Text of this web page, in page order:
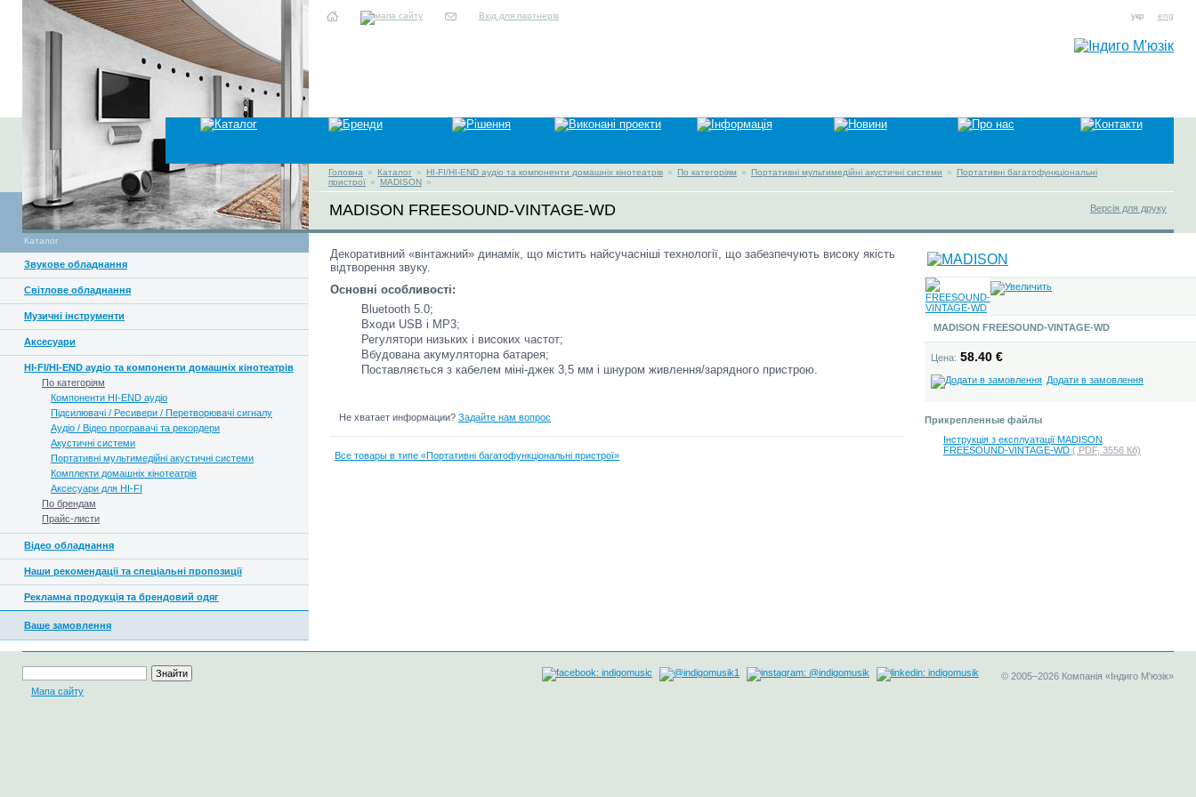
Вхід для партнерів укр eng
Головна » Каталог » HI-FI/HI-END аудіо та компоненти домашніх кінотеатрів » По категоріям » Портативні мультимедійні акустичні системи »
Портативні багатофункціональні
пристрої » MADISON »
MADISON FREESOUND-VINTAGE-WD Версія для друку
Каталог
Звукове обладнання
Світлове обладнання
Музичні інструменти
Аксесуари
HI-FI/HI-END аудіо та компоненти домашніх кінотеатрів
По категоріям
Компоненти HI-END аудіо
Підсилювачі / Ресивери / Перетворювачі сигналу
Аудіо / Відео програвачі та рекордери
Акустичні системи
Портативні мультимедійні акустичні системи
Комплекти домашніх кінотеатрів
Аксесуари для HI-FI
По брендам
Прайс-листи
Відео обладнання
Наши рекомендації та спеціальні пропозиції
Рекламна продукція та брендовий одяг
Ваше замовлення
Декоративний «вінтажний» динамік, що містить найсучасніші технології, що забезпечують високу якість
відтворення звуку.
Основні особливості:
Bluetooth 5.0;
Входи USB і MP3;
Регулятори низьких і високих частот;
Вбудована акумуляторна батарея;
Поставляється з кабелем міні-джек 3,5 мм і шнуром живлення/зарядного пристрою.
Не хватает информации? Задайте нам вопрос
Все товары в типе «Портативні багатофункціональні пристрої»
MADISON FREESOUND-VINTAGE-WD
Цена: 58.40 €
Додати в замовлення
Прикрепленные файлы
Інструкція з експлуатації MADISON
FREESOUND-VINTAGE-WD (.PDF, 3556 Кб)
Мапа сайту
© 2005–2026 Компанія «Індиго М'юзік»